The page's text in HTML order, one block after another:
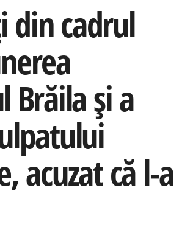
din cadrul
Brăila şi a
acuzat că l-a